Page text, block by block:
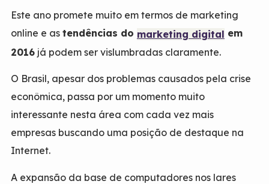
Este ano promete muito em termos de marketing
online e as tendências do marketing digital em
2016já podem ser vislumbradas claramente.
O Brasil, apesar dos problemas causados pela crise
econômica, passa por um momento muito
interessante nesta área com cada vez mais
empresas buscando uma posição de destaque na
Internet.
A expansão da base de computadores nos lares